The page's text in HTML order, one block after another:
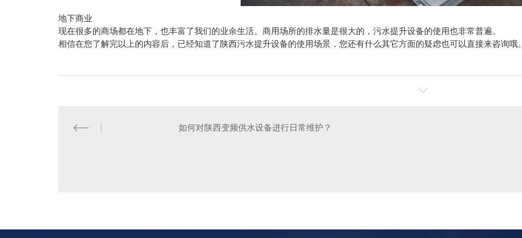
地下商业
现在很多的商场都在地下，也丰富了我们的业余生活。商用场所的排水量是很大的，污水提升设备的使用也非常普遍。
相信在您了解完以上的内容后，已经知道了陕西污水提升设备的使用场景，您还有什么其它方面的疑虑也可以直接来咨询哦。
如何对陕西变频供水设备进行日常维护？